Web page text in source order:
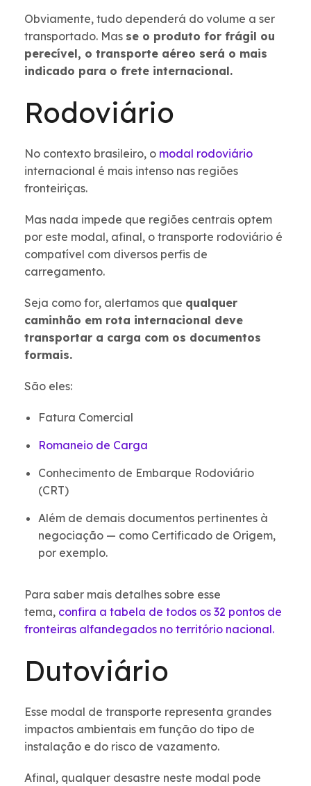
Obviamente, tudo dependerá do volume a ser
transportado. Mas se o produto for frágil ou
perecível, o transporte aéreo será o mais
indicado para o frete internacional.
Rodoviário
No contexto brasileiro, o modal rodoviário
internacional é mais intenso nas regiões
fronteiriças.
Mas nada impede que regiões centrais optem
por este modal, afinal, o transporte rodoviário é
compatível com diversos perfis de
carregamento.
Seja como for, alertamos que qualquer
caminhão em rota internacional deve
transportar a carga com os documentos
formais.
São eles:
Fatura Comercial
Romaneio de Carga
Conhecimento de Embarque Rodoviário
(CRT)
Além de demais documentos pertinentes à
negociação — como Certificado de Origem,
por exemplo.
Para saber mais detalhes sobre esse
tema, confira a tabela de todos os 32 pontos de
fronteiras alfandegados no território nacional.
Dutoviário
Esse modal de transporte representa grandes
impactos ambientais em função do tipo de
instalação e do risco de vazamento.
Afinal, qualquer desastre neste modal pode